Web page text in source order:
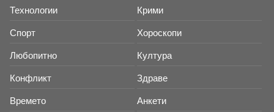
Технологии Крими
Спорт Хороскопи
Любопитно Култура
Конфликт Здраве
Времето Анкети